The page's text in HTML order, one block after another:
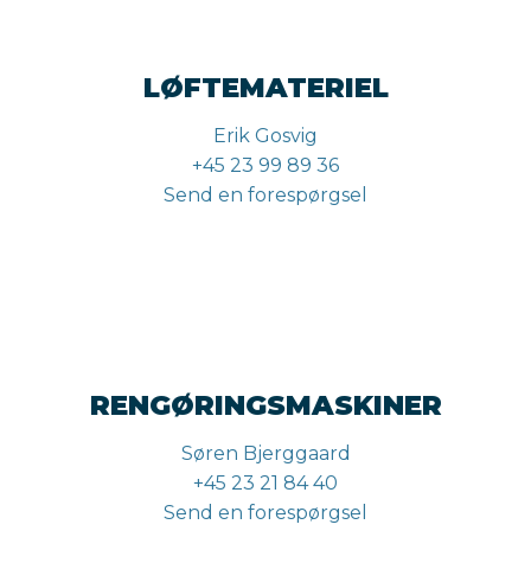
LØFTEMATERIEL
Erik Gosvig
+45 23 99 89 36
Send en forespørgsel
RENGØRINGSMASKINER
Søren Bjerggaard
+45 23 21 84 40
Send en forespørgsel